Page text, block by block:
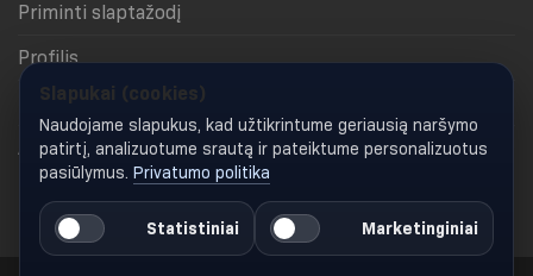
Priminti slaptažodį
Profilis
Krepšelis
Apmokėjimas
Keisti slapukų nustatymus
Slapukai (cookies)
Naudojame slapukus, kad užtikrintume geriausią naršymo
patirtį, analizuotume srautą ir pateiktume personalizuotus
pasiūlymus. Privatumo politika
Statistiniai Marketinginiai